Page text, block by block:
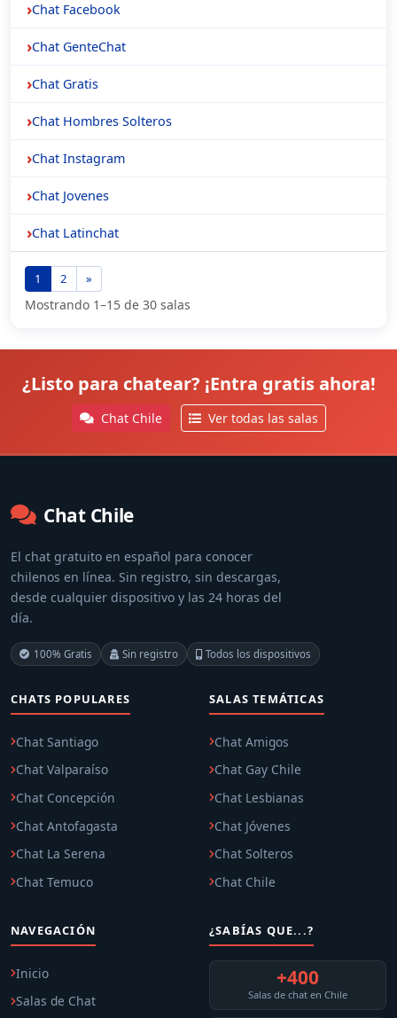
Chat Facebook
Chat GenteChat
Chat Gratis
Chat Hombres Solteros
Chat Instagram
Chat Jovenes
Chat Latinchat
1 2 »
Mostrando 1–15 de 30 salas
¿Listo para chatear? ¡Entra gratis ahora!
Chat Chile Ver todas las salas
Chat Chile
El chat gratuito en español para conocer
chilenos en línea. Sin registro, sin descargas,
desde cualquier dispositivo y las 24 horas del
día.
100% Gratis Sin registro Todos los dispositivos
CHATS POPULARES
Chat Santiago
Chat Valparaíso
Chat Concepción
Chat Antofagasta
Chat La Serena
Chat Temuco
SALAS TEMÁTICAS
Chat Amigos
Chat Gay Chile
Chat Lesbianas
Chat Jóvenes
Chat Solteros
Chat Chile
NAVEGACIÓN
Inicio
Salas de Chat
¿SABÍAS QUE...?
+400
Salas de chat en Chile